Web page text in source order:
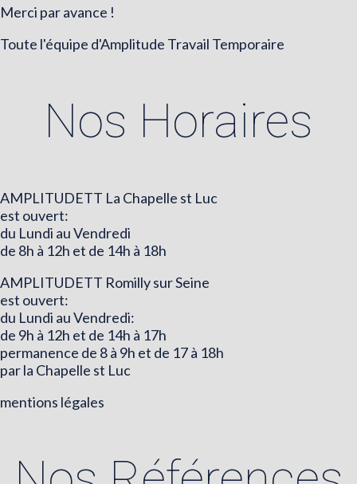
Merci par avance !
Toute l'équipe d'Amplitude Travail Temporaire
Nos Horaires
AMPLITUDETT La Chapelle st Luc
est ouvert:
du Lundi au Vendredi
de 8h à 12h et de 14h à 18h
AMPLITUDETT Romilly sur Seine
est ouvert:
du Lundi au Vendredi:
de 9h à 12h et de 14h à 17h
permanence de 8 à 9h et de 17 à 18h
par la Chapelle st Luc
mentions légales